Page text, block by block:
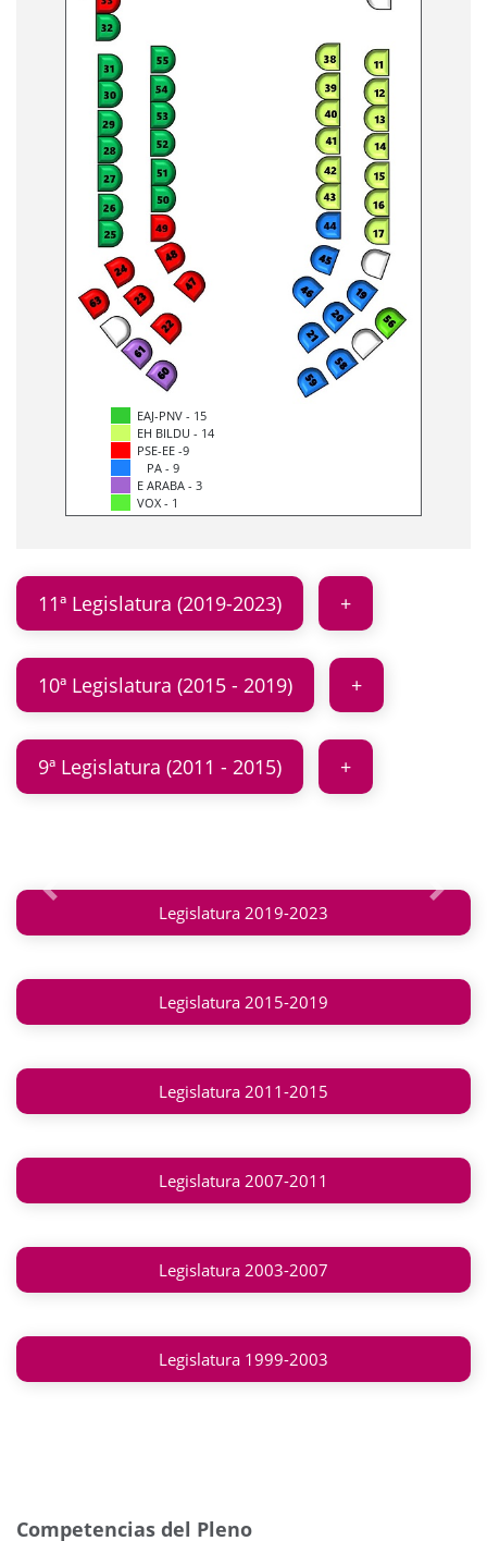
EAJ-PNV - 15
EH BILDU - 14
PSE-EE -9
PA - 9
E ARABA - 3
VOX - 1
11ª Legislatura (2019-2023)
10ª Legislatura (2015 - 2019)
9ª Legislatura (2011 - 2015)
Anterior Legislatura 2019-2023
Legislatura 2015-2019
Legislatura 2011-2015
Legislatura 2007-2011
Legislatura 2003-2007
Legislatura 1999-2003
Competencias del Pleno